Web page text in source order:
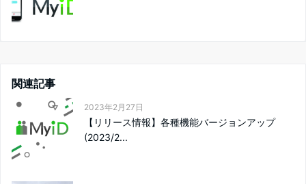
関連記事
2023年2月27日
【リリース情報】各種機能バージョンアップ
(2023/2...